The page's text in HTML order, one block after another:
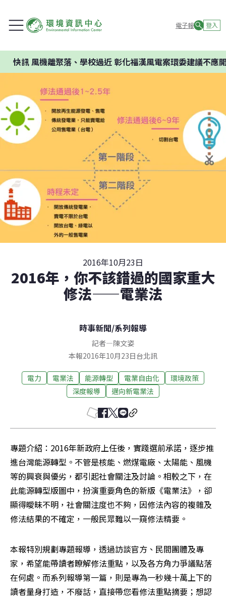
電子報 登入
機離聚落、學校過近 彰化福漢風電案環委建議不應開發
2016年10月23日
2016年，你不該錯過的國家重大
修法——電業法
時事新聞/系列報導
記者—陳文姿
本報2016年10月23日台北訊
電力 電業法 能源轉型 電業自由化
環境政策
深度報導
邁向新電業法
專題介紹：2016年新政府上任後，實踐選前承諾，逐步推
進台灣能源轉型。不管是核能、燃煤電廠、太陽能、風機
等的興衰與優劣，都引起社會關注及討論。相較之下，在
此能源轉型版圖中，扮演重要角色的新版《電業法》，卻
顯得曖昧不明，社會關注度也不夠，因修法內容的複雜及
修法結果的不確定，一般民眾難以一窺修法精要。
本報特別規劃專題報導，透過訪談官方、民間團體及專
家，希望能帶讀者瞭解修法重點，以及各方角力爭議點落
在何處。而系列報導第一篇，則是專為一秒幾十萬上下的
讀者量身打造，不廢話，直接帶您看修法重點摘要；想認